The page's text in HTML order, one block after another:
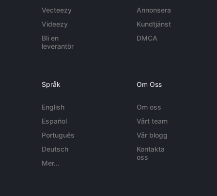
Vecteezy
Videezy
Bli en
leverantör
Annonsera
Kundtjänst
DMCA
Språk
English
Español
Português
Deutsch
Mer...
Om Oss
Om oss
Vårt team
Vår blogg
Kontakta
oss